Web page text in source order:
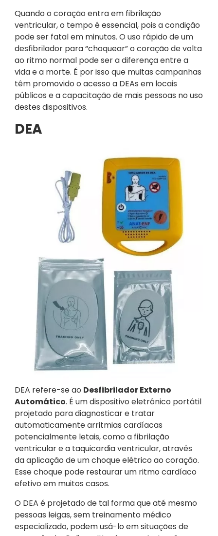
Quando o coração entra em fibrilação
ventricular, o tempo é essencial, pois a condição
pode ser fatal em minutos. O uso rápido de um
desfibrilador para “choquear” o coração de volta
ao ritmo normal pode ser a diferença entre a
vida e a morte. É por isso que muitas campanhas
têm promovido o acesso a DEAs em locais
públicos e a capacitação de mais pessoas no uso
destes dispositivos.
DEA
DEA refere-se ao Desfibrilador Externo
Automático. É um dispositivo eletrônico portátil
projetado para diagnosticar e tratar
automaticamente arritmias cardíacas
potencialmente letais, como a fibrilação
ventricular e a taquicardia ventricular, através
da aplicação de um choque elétrico ao coração.
Esse choque pode restaurar um ritmo cardíaco
efetivo em muitos casos.
O DEA é projetado de tal forma que até mesmo
pessoas leigas, sem treinamento médico
especializado, podem usá-lo em situações de